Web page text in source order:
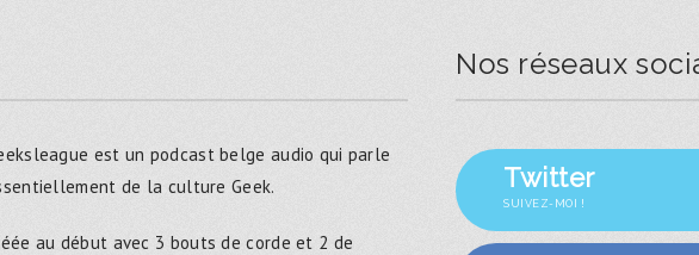
est un podcast belge audio qui parle
de la culture Geek.
au début avec 3 bouts de corde et 2 de
Nos réseaux
Twitter
SUIVEZ-MOI !